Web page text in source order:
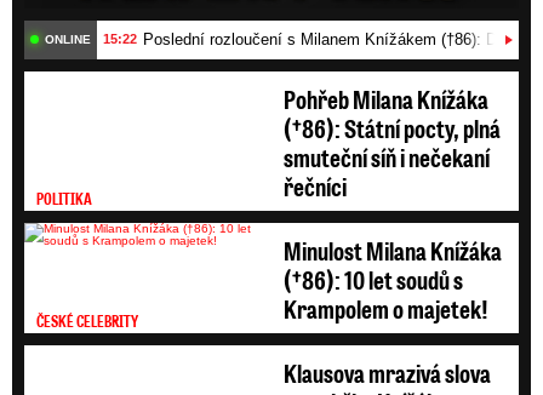
Klausova mrazivá slova
na pohřbu Knížáka
(†86): Přál jsem si, aby
byl vysvobozen z ...
Maskovaní muži napadli Jaromíra Soukupa: Krvavá nakládačka